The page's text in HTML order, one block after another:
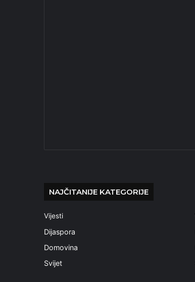
NAJČITANIJE KATEGORIJE
Vijesti
Dijaspora
Domovina
Svijet